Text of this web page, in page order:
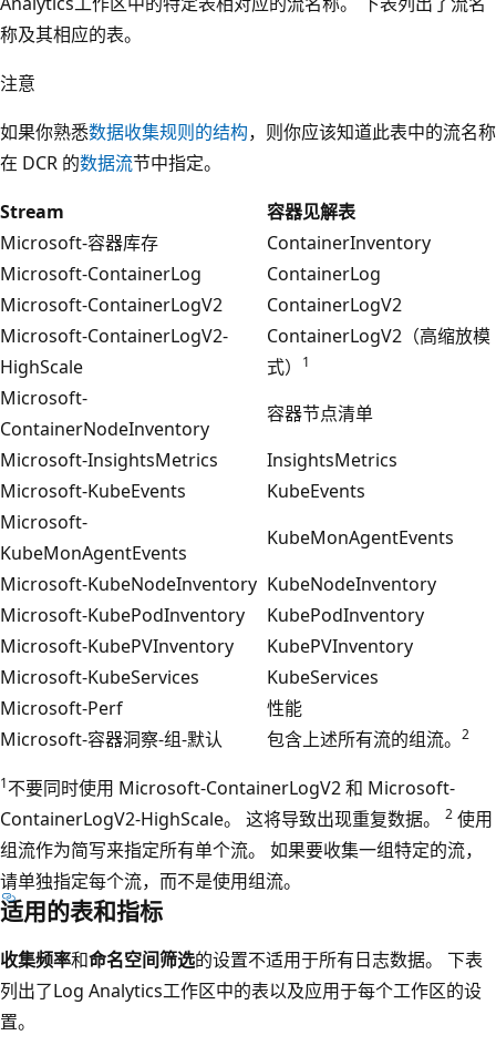
称及其相应的表。
注意
如果你熟悉数据收集规则的结构，则你应该知道此表中的流名称
在 DCR 的数据流节中指定。
Stream
容器见解表
Microsoft-容器库存
ContainerInventory
Microsoft-ContainerLog
ContainerLog
Microsoft-ContainerLogV2
ContainerLogV2
Microsoft-ContainerLogV2-
HighScale
ContainerLogV2（高缩放模
式）
1
Microsoft-
ContainerNodeInventory
容器节点清单
Microsoft-InsightsMetrics
InsightsMetrics
Microsoft-KubeEvents
KubeEvents
Microsoft-
KubeMonAgentEvents
KubeMonAgentEvents
Microsoft-KubeNodeInventory KubeNodeInventory
Microsoft-KubePodInventory
KubePodInventory
Microsoft-KubePVInventory
KubePVInventory
Microsoft-KubeServices
KubeServices
Microsoft-Perf
性能
Microsoft-容器洞察-组-默认
包含上述所有流的组流。 2
1不要同时使用 Microsoft-ContainerLogV2 和 Microsoft-
ContainerLogV2-HighScale。 这将导致出现重复数据。
2 使用
组流作为简写来指定所有单个流。 如果要收集一组特定的流，
请单独指定每个流，而不是使用组流。
适用的表和指标
收集频率和命名空间筛选的设置不适用于所有日志数据。 下表
列出了Log Analytics工作区中的表以及应用于每个工作区的设
置。